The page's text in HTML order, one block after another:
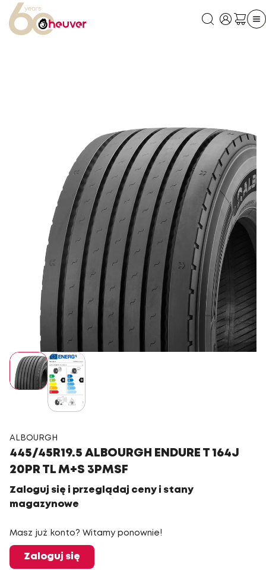
ALBOURGH
445/45R19.5 ALBOURGH ENDURE T 164J
20PR TL M+S 3PMSF
Zaloguj się i przeglądaj ceny i stany
magazynowe
Masz już konto? Witamy ponownie!
Zaloguj się